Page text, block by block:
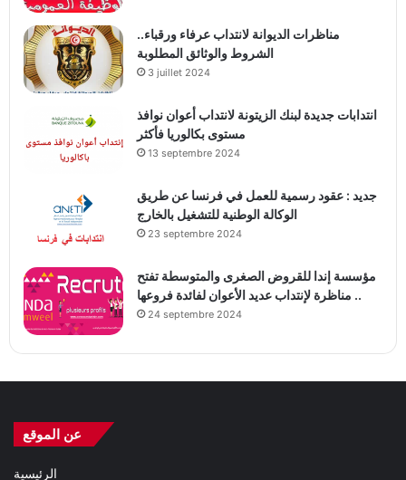
مناظرات الديوانة لانتداب عرفاء ورقباء..
الشروط والوثائق المطلوبة
3 juillet 2024
انتدابات جديدة لبنك الزيتونة لانتداب أعوان نوافذ
مستوى بكالوريا فأكثر
13 septembre 2024
جديد : عقود رسمية للعمل في فرنسا عن طريق
الوكالة الوطنية للتشغيل بالخارج
23 septembre 2024
مؤسسة إندا للقروض الصغرى والمتوسطة تفتح
مناظرة لإنتداب عديد الأعوان لفائدة فروعها ..
24 septembre 2024
عن الموقع
الرئيسية